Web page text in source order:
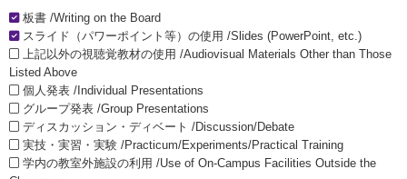
板書 /Writing on the Board
スライド（パワーポイント等）の使用 /Slides (PowerPoint, etc.)
上記以外の視聴覚教材の使用 /Audiovisual Materials Other than Those
Listed Above
個人発表 /Individual Presentations
グループ発表 /Group Presentations
ディスカッション・ディベート /Discussion/Debate
実技・実習・実験 /Practicum/Experiments/Practical Training
学内の教室外施設の利用 /Use of On-Campus Facilities Outside the